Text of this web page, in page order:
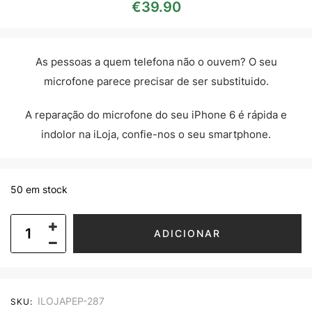
€39.90
As pessoas a quem telefona não o ouvem? O seu
microfone parece precisar de ser substituido.
A reparação do microfone do seu iPhone 6 é rápida e
indolor na iLoja, confie-nos o seu smartphone.
50 em stock
ADICIONAR
SKU: ILOJAPEP-287